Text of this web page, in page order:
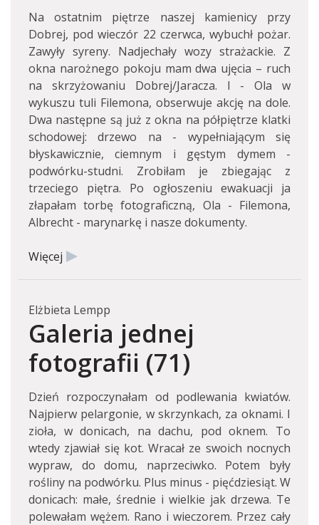
Na ostatnim piętrze naszej kamienicy przy
Dobrej, pod wieczór 22 czerwca, wybuchł pożar.
Zawyły syreny. Nadjechały wozy strażackie. Z
okna narożnego pokoju mam dwa ujęcia – ruch
na skrzyżowaniu Dobrej/Jaracza. I - Ola w
wykuszu tuli Filemona, obserwuje akcję na dole.
Dwa następne są już z okna na półpiętrze klatki
schodowej: drzewo na - wypełniającym się
błyskawicznie, ciemnym i gęstym dymem -
podwórku-studni. Zrobiłam je zbiegając z
trzeciego piętra. Po ogłoszeniu ewakuacji ja
złapałam torbę fotograficzną, Ola - Filemona,
Albrecht - marynarkę i nasze dokumenty.
Więcej
Elżbieta Lempp
Galeria jednej
fotografii (71)
Dzień rozpoczynałam od podlewania kwiatów.
Najpierw pelargonie, w skrzynkach, za oknami. I
zioła, w donicach, na dachu, pod oknem. To
wtedy zjawiał się kot. Wracał ze swoich nocnych
wypraw, do domu, naprzeciwko. Potem były
rośliny na podwórku. Plus minus - pięćdziesiąt. W
donicach: małe, średnie i wielkie jak drzewa. Te
polewałam wężem. Rano i wieczorem. Przez cały